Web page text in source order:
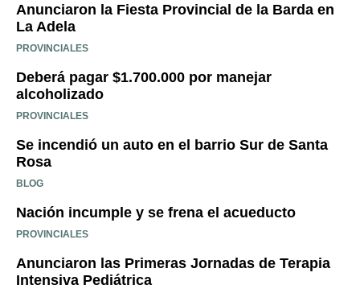
Anunciaron la Fiesta Provincial de la Barda en
La Adela
PROVINCIALES
Deberá pagar $1.700.000 por manejar
alcoholizado
PROVINCIALES
Se incendió un auto en el barrio Sur de Santa
Rosa
BLOG
Nación incumple y se frena el acueducto
PROVINCIALES
Anunciaron las Primeras Jornadas de Terapia
Intensiva Pediátrica